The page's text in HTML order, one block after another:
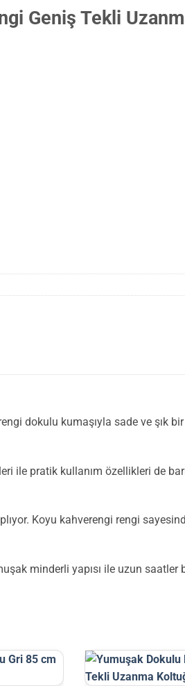
Geniş Tekli
dokulu kumaşıyla sade ve şık
ile pratik kullanım özellikleri de
Koyu kahverengi rengi
minderli yapısı ile uzun saatler